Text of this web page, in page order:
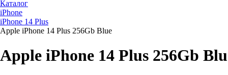
Каталог
iPhone
iPhone 14 Plus
Apple iPhone 14 Plus 256Gb Blue
Apple iPhone 14 Plus 256Gb